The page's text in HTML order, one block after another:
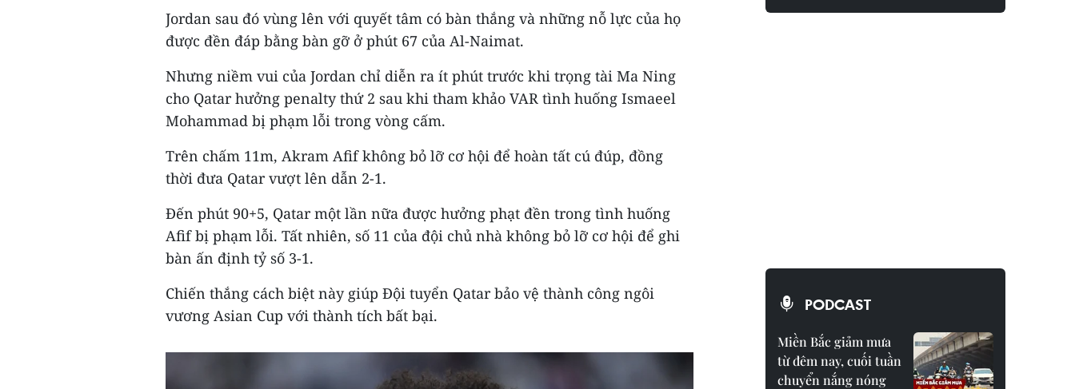
Jordan sau đó vùng lên với quyết tâm có bàn thắng và những nỗ lực của họ
được đền đáp bằng bàn gỡ ở phút 67 của Al-Naimat.
Nhưng niềm vui của Jordan chỉ diễn ra ít phút trước khi trọng tài Ma Ning
cho Qatar hưởng penalty thứ 2 sau khi tham khảo VAR tình huống Ismaeel
Mohammad bị phạm lỗi trong vòng cấm.
Trên chấm 11m, Akram Afif không bỏ lỡ cơ hội để hoàn tất cú đúp, đồng
thời đưa Qatar vượt lên dẫn 2-1.
Đến phút 90+5, Qatar một lần nữa được hưởng phạt đền trong tình huống
Afif bị phạm lỗi. Tất nhiên, số 11 của đội chủ nhà không bỏ lỡ cơ hội để ghi
bàn ấn định tỷ số 3-1.
Chiến thắng cách biệt này giúp Đội tuyển Qatar bảo vệ thành công ngôi
vương Asian Cup với thành tích bất bại.
PODCAST
Miền Bắc giảm mưa
từ đêm nay, cuối tuần
chuyển nắng nóng